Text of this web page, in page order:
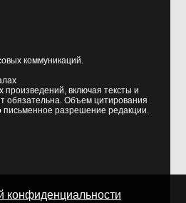
коммуникаций.
включая тексты и
обязательна. Объем цитирования
разрешение редакции.
конфиденциальности